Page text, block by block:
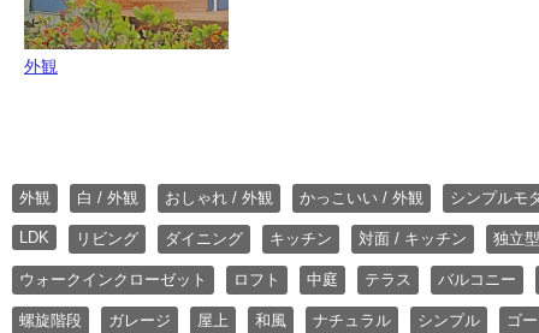
外観
外観 白 / 外観 おしゃれ / 外観 かっこいい / 外観 シンプルモ
LDK リビング ダイニング キッチン 対面 / キッチン 独立
ウォークインクローゼット ロフト 中庭 テラス バルコニー
螺旋階段 ガレージ 屋上 和風 ナチュラル シンプル ゴ